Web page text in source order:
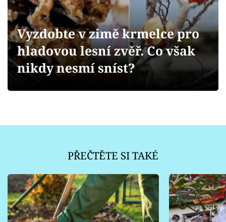
Přihlášení
Sledujte nás
Vyzdobte v zimě krmelce pro
hladovou lesní zvěř. Co však
nikdy nesmí sníst?
PŘEČTĚTE SI TAKÉ